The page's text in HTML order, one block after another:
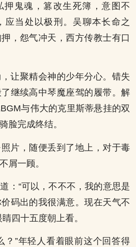
押鬼魂，篡改生死簿，意图不
应当处以极刑。吴聊本长命之
，怨气冲天，西方传教士有口
让聚精会神的少年分心。错失
继续高中琴魔座驾的履带。解
与伟大的克里斯蒂悬挂的双
脸完成终结。
片，随便丢到了地上，对于毒
屑一顾。
：“可以，不不不，我的意思是
码出的我很满意。现在天气不
四十五度朝上看。
？”年轻人看着眼前这个回答得